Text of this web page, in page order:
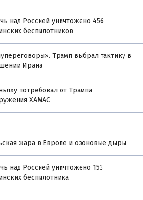
над Россией уничтожено 456
беспилотников
Трамп выбрал тактику в
Ирана
потребовал от Трампа
ХАМАС
жара в Европе и озоновые дыры
над Россией уничтожено 153
беспилотника